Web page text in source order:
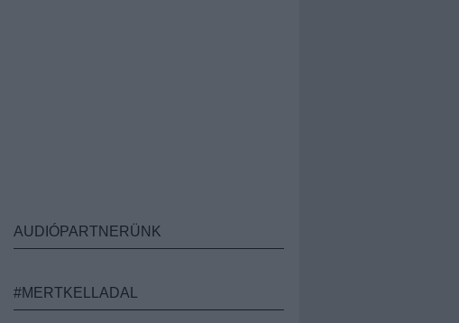
AUDIÓPARTNERÜNK
#MERTKELLADAL